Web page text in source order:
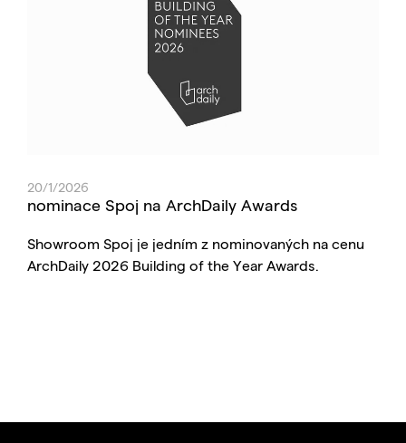
20/1/2026
nominace Spoj na ArchDaily Awards
Showroom Spoj je jedním z nominovaných na cenu
ArchDaily 2026 Building of the Year Awards.